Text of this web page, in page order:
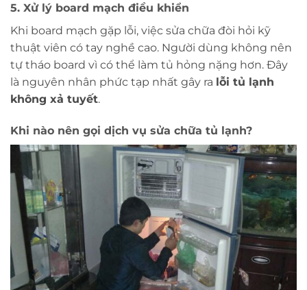
5. Xử lý board mạch điều khiển
Khi board mạch gặp lỗi, việc sửa chữa đòi hỏi kỹ
thuật viên có tay nghề cao. Người dùng không nên
tự tháo board vì có thể làm tủ hỏng nặng hơn. Đây
là nguyên nhân phức tạp nhất gây ra lỗi tủ lạnh
không xả tuyết.
Khi nào nên gọi dịch vụ sửa chữa tủ lạnh?